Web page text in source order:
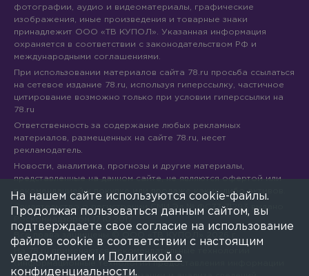
фотографии, аудио и видеоматериалы, графические
изображения, иные произведения и товарные знаки
принадлежит ООО «ТВ КУПОЛ». Указанная информация
охраняется в соответствии с законодательством РФ и
международными соглашениями.
При использовании материалов сайта 78.ru просьба ссылаться
на сетевое издание 78.ru, используя гиперссылку, частичное
цитирование возможно только при условии гиперссылки на
78.ru
Ответственность за содержание любых рекламных
материалов, размещенных на сайте 78.ru, несет
рекламодатель.
Новости, аналитика, прогнозы и другие материалы,
представленные на данном сайте, не являются офертой или
рекомендацией к покупке или продаже каких-либо активов.
Свидетельство о регистрации СМИ Эл № ФС77-71293 выдано
Все права защищены © ООО «ТВ КУПОЛ»
На 78.ru применяются рекомендательные технологии
(информационные технологии предоставления информации
На нашем сайте используются cookie-файлы.
Продолжая пользоваться данным сайтом, вы
подтверждаете свое согласие на использование
файлов cookie в соответствии с настоящим
уведомлением и
Политикой о
конфиденциальности.